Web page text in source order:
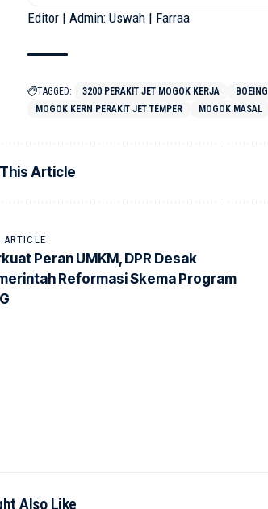
Editor | Admin: Uswah | Farraa
TAGGED: 3200 PERAKIT JET MOGOK KERJA BOEING
MOGOK KERN PERAKIT JET TEMPER
MOGOK MASAL
Article
ARTICLE
Peran UMKM, DPR Desak
Reformasi Skema Program
Also Like